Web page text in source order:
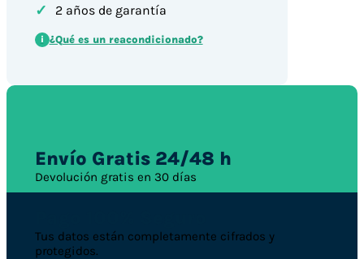
✓ 2 años de garantía
i ¿Qué es un reacondicionado?
Envío Gratis 24/48 h
Devolución gratis en 30 días
Tus datos están completamente cifrados y
protegidos.